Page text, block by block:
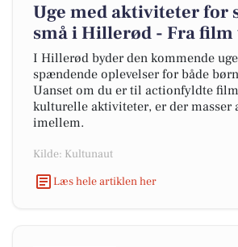
Uge med aktiviteter for
små i Hillerød - Fra
I Hillerød byder den kommende
spændende oplevelser for både
Uanset om du er til actionfyldte
kulturelle aktiviteter, er der masser
imellem.
Kilde: Kultunaut
Læs hele artiklen her